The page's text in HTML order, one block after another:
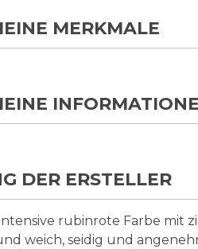
MERKMALE
DER ERSTELLER
rubinrote Farbe mit
weich, seidig und